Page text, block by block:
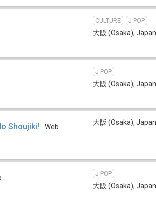
CULTURE J-POP
大阪 (Osaka), Japan
J-POP
大阪 (Osaka), Japan
Shoujiki! Web
大阪 (Osaka), Japan
J-POP
大阪 (Osaka), Japan